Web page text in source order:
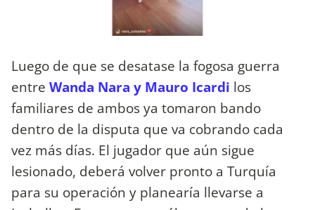
Luego de que se desatase la fogosa guerra
entre Wanda Nara y Mauro Icardi los
familiares de ambos ya tomaron bando
dentro de la disputa que va cobrando cada
vez más días. El jugador que aún sigue
lesionado, deberá volver pronto a Turquía
para su operación y planearía llevarse a